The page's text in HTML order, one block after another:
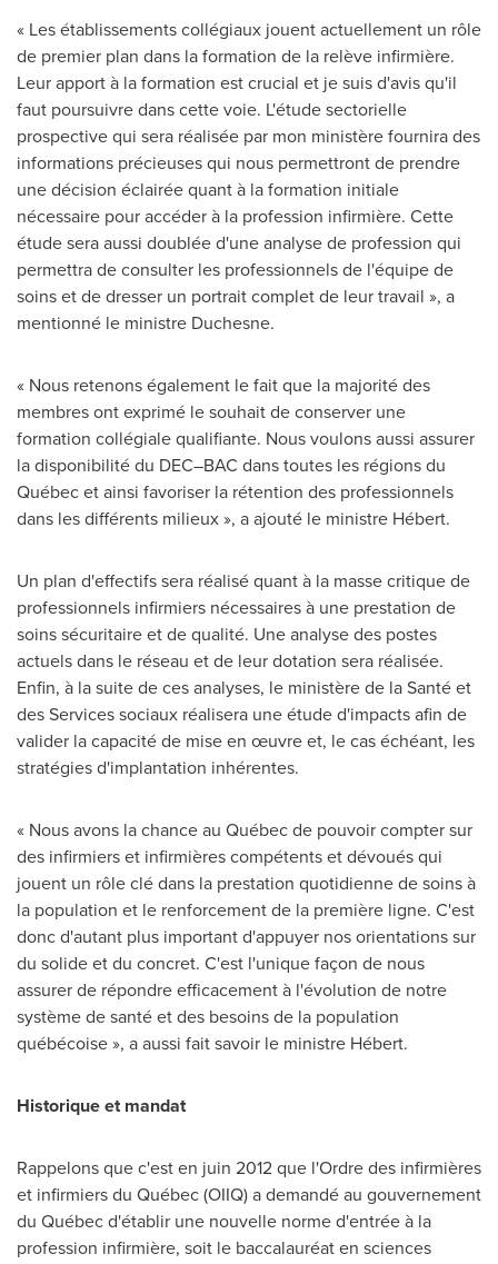
« Les établissements collégiaux jouent actuellement un rôle
de premier plan dans la formation de la relève infirmière.
Leur apport à la formation est crucial et je suis d'avis qu'il
faut poursuivre dans cette voie. L'étude sectorielle
prospective qui sera réalisée par mon ministère fournira des
informations précieuses qui nous permettront de prendre
une décision éclairée quant à la formation initiale
nécessaire pour accéder à la profession infirmière. Cette
étude sera aussi doublée d'une analyse de profession qui
permettra de consulter les professionnels de l'équipe de
soins et de dresser un portrait complet de leur travail », a
mentionné le ministre Duchesne.
« Nous retenons également le fait que la majorité des
membres ont exprimé le souhait de conserver une
formation collégiale qualifiante. Nous voulons aussi assurer
la disponibilité du DEC–BAC dans toutes les régions du
Québec et ainsi favoriser la rétention des professionnels
dans les différents milieux », a ajouté le ministre Hébert.
Un plan d'effectifs sera réalisé quant à la masse critique de
professionnels infirmiers nécessaires à une prestation de
soins sécuritaire et de qualité. Une analyse des postes
actuels dans le réseau et de leur dotation sera réalisée.
Enfin, à la suite de ces analyses, le ministère de la Santé et
des Services sociaux réalisera une étude d'impacts afin de
valider la capacité de mise en œuvre et, le cas échéant, les
stratégies d'implantation inhérentes.
« Nous avons la chance au Québec de pouvoir compter sur
des infirmiers et infirmières compétents et dévoués qui
jouent un rôle clé dans la prestation quotidienne de soins à
la population et le renforcement de la première ligne. C'est
donc d'autant plus important d'appuyer nos orientations sur
du solide et du concret. C'est l'unique façon de nous
assurer de répondre efficacement à l'évolution de notre
système de santé et des besoins de la population
québécoise », a aussi fait savoir le ministre Hébert.
Historique et mandat
Rappelons que c'est en juin 2012 que l'Ordre des infirmières
et infirmiers du Québec (OIIQ) a demandé au gouvernement
du Québec d'établir une nouvelle norme d'entrée à la
profession infirmière, soit le baccalauréat en sciences